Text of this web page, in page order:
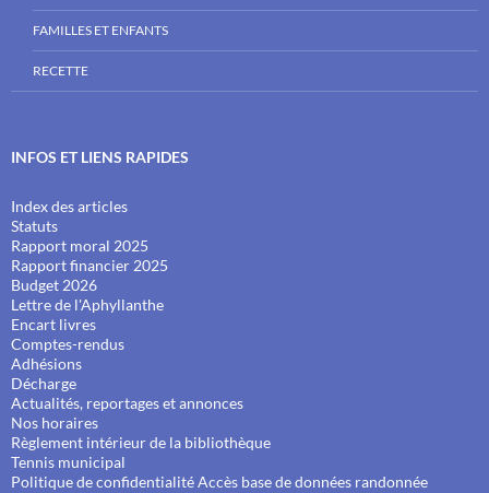
FAMILLES ET ENFANTS
RECETTE
INFOS ET LIENS RAPIDES
Index des articles
Statuts
Rapport moral 2025
Rapport financier 2025
Budget 2026
Lettre de l'Aphyllanthe
Encart livres
Comptes-rendus
Adhésions
Décharge
Actualités, reportages et annonces
Nos horaires
Règlement intérieur de la bibliothèque
Tennis municipal
Politique de confidentialitéAccès base de données randonnée